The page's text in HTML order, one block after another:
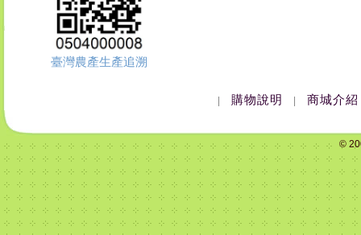
臺灣農產生產追溯
購物說明 商城介紹
©